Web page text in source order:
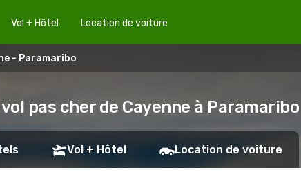
Vol + Hôtel Location de voiture
- Paramaribo
pas cher de Cayenne à Paramaribo
Vol + Hôtel Location de voiture